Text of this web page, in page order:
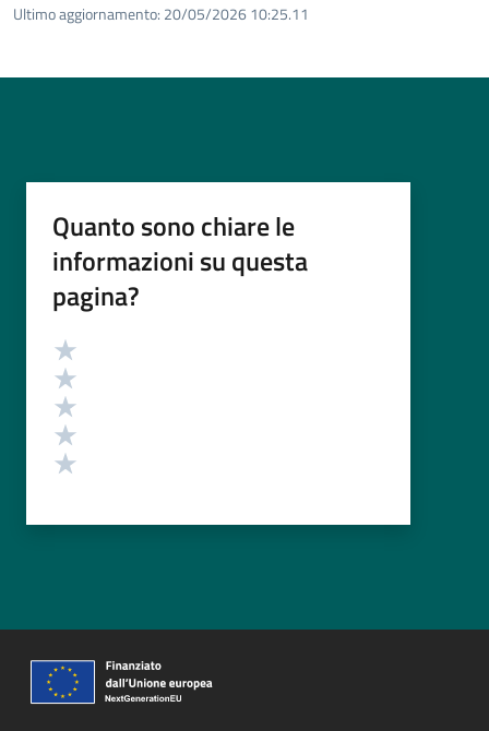
Ultimo aggiornamento: 20/05/2026 10:25.11
Quanto sono chiare le
informazioni su questa
pagina?
Valutazione